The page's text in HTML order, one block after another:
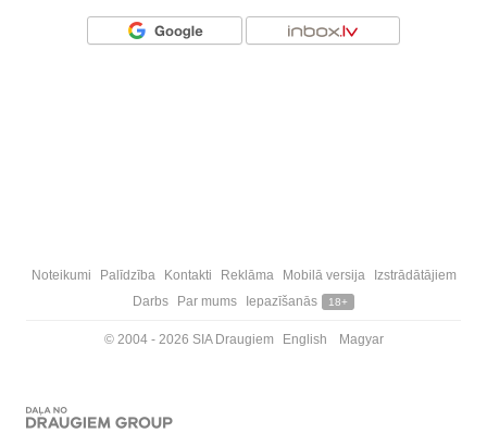
Noteikumi Palīdzība Kontakti Reklāma Mobilā versija
Izstrādātājiem
Darbs
Par mums Iepazīšanās 18+
© 2004 - 2026 SIA Draugiem English Magyar